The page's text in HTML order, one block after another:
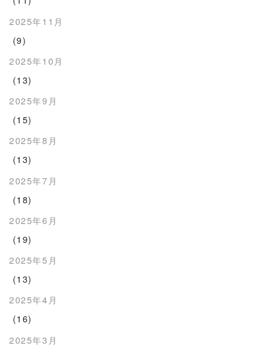
2025年11月
(9)
2025年10月
(13)
2025年9月
(15)
2025年8月
(13)
2025年7月
(18)
2025年6月
(19)
2025年5月
(13)
2025年4月
(16)
2025年3月